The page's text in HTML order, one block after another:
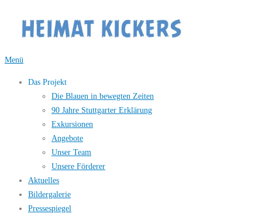
Inhalt
springen
Menü
Das Projekt
Die Blauen in bewegten Zeiten
90 Jahre Stuttgarter Erklärung
Exkursionen
Angebote
Unser Team
Unsere Förderer
Aktuelles
Bildergalerie
Pressespiegel